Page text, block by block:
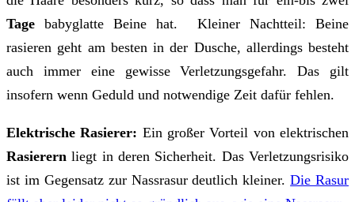
Tage babyglatte Beine hat. Kleiner Nachtteil: Beine
rasieren geht am besten in der Dusche, allerdings besteht
auch immer eine gewisse Verletzungsgefahr. Das gilt
insofern wenn Geduld und notwendige Zeit dafür fehlen.
Elektrische Rasierer: Ein großer Vorteil von elektrischen
Rasierern liegt in deren Sicherheit. Das Verletzungsrisiko
ist im Gegensatz zur Nassrasur deutlich kleiner.Die Rasur